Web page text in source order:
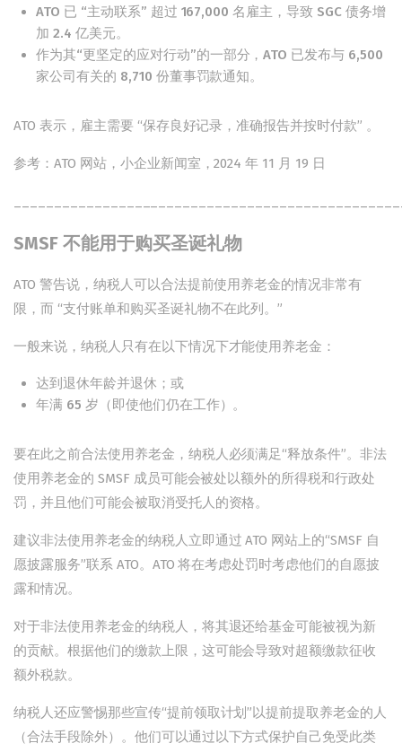
ATO 已 “主动联系” 超过 167,000 名雇主，导致 SGC 债务增
加 2.4 亿美元。
作为其“更坚定的应对行动”的一部分，ATO 已发布与 6,500
家公司有关的 8,710 份董事罚款通知。
ATO 表示，雇主需要 “保存良好记录，准确报告并按时付款” 。
参考：ATO 网站，小企业新闻室，2024 年 11 月 19 日
SMSF 不能用于购买圣诞礼物
ATO 警告说，纳税人可以合法提前使用养老金的情况非常有
限，而 “支付账单和购买圣诞礼物不在此列。”
一般来说，纳税人只有在以下情况下才能使用养老金：
达到退休年龄并退休；或
年满 65 岁（即使他们仍在工作）。
要在此之前合法使用养老金，纳税人必须满足“释放条件”。非法
使用养老金的 SMSF 成员可能会被处以额外的所得税和行政处
罚，并且他们可能会被取消受托人的资格。
建议非法使用养老金的纳税人立即通过 ATO 网站上的“SMSF 自
愿披露服务”联系 ATO。ATO 将在考虑处罚时考虑他们的自愿披
露和情况。
对于非法使用养老金的纳税人，将其退还给基金可能被视为新
的贡献。根据他们的缴款上限，这可能会导致对超额缴款征收
额外税款。
纳税人还应警惕那些宣传“提前领取计划”以提前提取养老金的人
（合法手段除外）。他们可以通过以下方式保护自己免受此类